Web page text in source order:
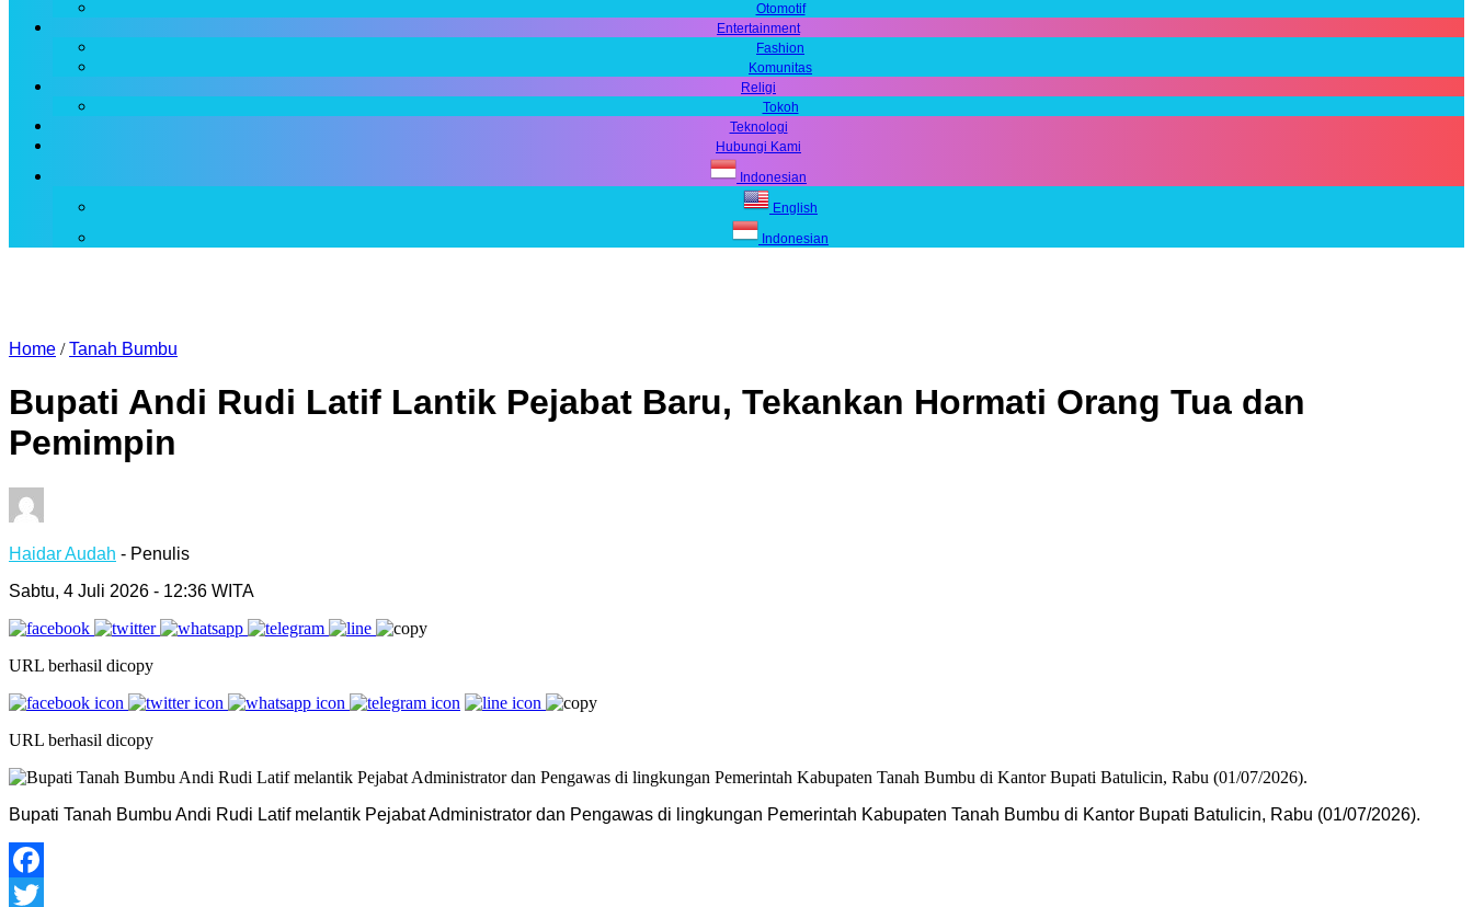
Otomotif
Entertainment
Fashion
Komunitas
Religi
Tokoh
Teknologi
Hubungi Kami
Indonesian
English
Indonesian
Home /Tanah Bumbu
Bupati Andi Rudi Latif Lantik Pejabat Baru, Tekankan Hormati Orang Tua dan
Pemimpin
Haidar Audah - Penulis
Sabtu, 4 Juli 2026 - 12:36 WITA
URL berhasil dicopy
URL berhasil dicopy
Bupati Tanah Bumbu Andi Rudi Latif melantik Pejabat Administrator dan Pengawas di lingkungan Pemerintah Kabupaten Tanah Bumbu di Kantor Bupati Batulicin, Rabu (01/07/2026).
Facebook